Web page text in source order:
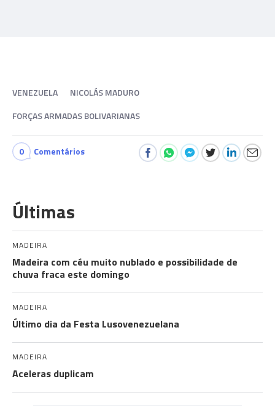
VENEZUELA
NICOLÁS MADURO
FORÇAS ARMADAS BOLIVARIANAS
0 Comentários
Últimas
MADEIRA
Madeira com céu muito nublado e possibilidade de
chuva fraca este domingo
MADEIRA
Último dia da Festa Lusovenezuelana
MADEIRA
Aceleras duplicam